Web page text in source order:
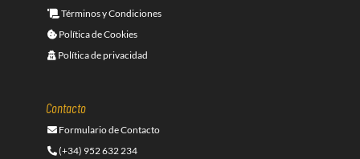
Términos y Condiciones
Política de Cookies
Política de privacidad
Contacto
Formulario de Contacto
(+34) 952 632 234